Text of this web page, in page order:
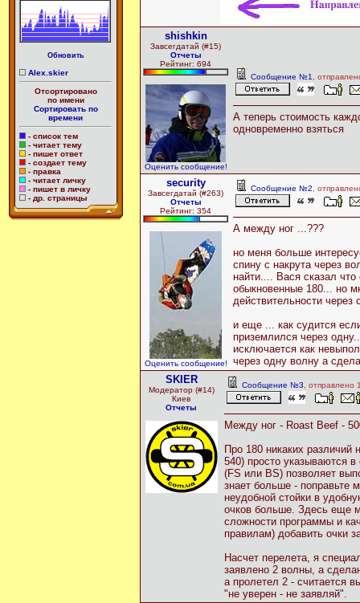
Обновить
Alex.skier
Отсортировано
по имени
Сортировать по
времени
- список тем
- читает тему
- пишет ответ
- создает тему
- правка
- читает личку
- пишет в личку
- др. страницы
shishkin
Завсегдатай (#15)
Отчеты
Рейтинг: 694
Оценить сообщение!
Сообщение №1 ,
А теперь стоимость
одновременно взяться
security
Завсегдатай (#263)
Отчеты
Рейтинг: 354
Оценить сообщение!
Сообщение №2 ,
А между ног ...???
но меня больше
спину с накрута через
найти.... Вася сказал что
обыкновенные 180... но
действительности
и еще ... как судится
приземлился через
исключается как
через одну волну а
SKIER
Модератор (#14)
Киев
Отчеты
Сообщение №3 , отправлено
Между ног - Roast Beef -
Про 180 никаких
540) просто указываются
(FS или BS) позволяет
знает больше - поправьте
неудобной стойки в
очков больше. Здесь еще
сложности программы и
правилам) добавить очки
Насчет перелета, я
заявлено 2 волны, а
а пролетел 2 - считается
"не уверен - не заявляй".